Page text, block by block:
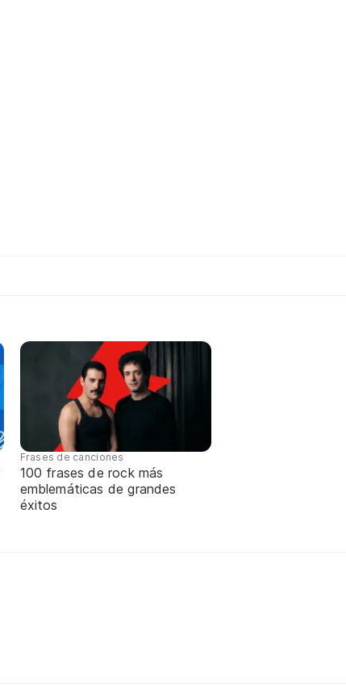
Frases de canciones
100 frases de rock más
emblemáticas de grandes
éxitos